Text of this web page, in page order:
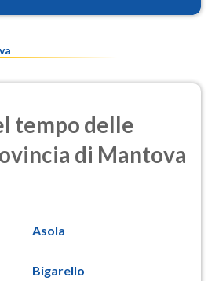
tempo delle
di Mantova
Asola
Bigarello